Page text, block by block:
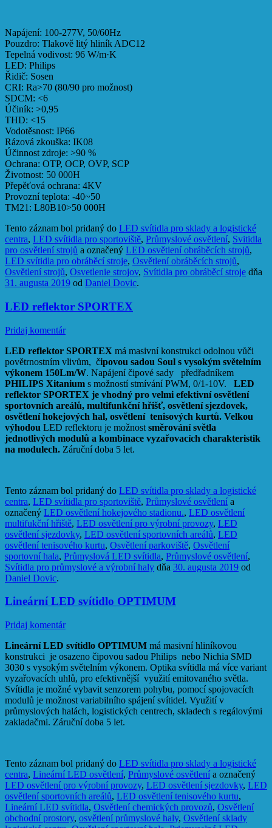
Napájení: 100-277V, 50/60Hz
Pouzdro: Tlakově litý hliník ADC12
Tepelná vodivost: 96 W/m·K
LED: Philips
Řidič: Sosen
CRI: Ra>70 (80/90 pro možnost)
SDCM: <6
Účiník: >0,95
THD: <15
Vodotěsnost: IP66
Rázová zkouška: IK08
Účinnost zdroje: >90 %
Ochrana: OTP, OCP, OVP, SCP
Životnost: 50 000H
Přepěťová ochrana: 4KV
Provozní teplota: -40~50
TM21: L80B10>50 000H
Tento záznam bol pridaný do LED svítidla pro sklady a logistické
centra, LED svítidla pro sportoviště, Průmyslové osvětlení, Svitidla
pro osvětlení strojů a označený LED osvětlení obráběcích strojů,
LED svítidla pro obráběcí stroje, Osvětlení obráběcích strojů,
Osvětlení strojů, Osvetlenie strojov, Svítidla pro obráběcí stroje dňa
31. augusta 2019 od Daniel Dovic.
LED reflektor SPORTEX
Pridaj komentár
LED reflektor SPORTEX má masivní konstrukci odolnou vůči
povětrnostním vlivům, čipovou sadou Soul s vysokým světelním
výkonem 150Lm/W. Napájení čipové sady předřadníkem
PHILIPS Xitanium s možností stmívání PWM, 0/1-10V.
LED
reflektor SPORTEX je vhodný pro velmi efektivní osvětlení
sportovních areálů, multifunkční hřišť, osvětlení sjezdovek,
osvětlení hokejových hal, osvětlení tenisových kurtů. Velkou
výhodou LED reflektoru je možnost směrování světla
jednotlivých modulů a kombinace vyzařovacích charakteristik
na modulech. Záruční doba 5 let.
Tento záznam bol pridaný do LED svítidla pro sklady a logistické
centra, LED svítidla pro sportoviště, Průmyslové osvětlení a
označený LED osvětlení hokejového stadionu., LED osvětlení
multifukční hřiště, LED osvětlení pro výrobní provozy, LED
osvětlení sjezdovky, LED osvětlení sportovních areálů, LED
osvětlení tenisového kurtu, Osvětlení parkoviště, Osvětlení
sportovní hala, Průmyslová LED svítidla, Průmyslové osvětlení,
Svítidla pro průmyslové a výrobní haly dňa 30. augusta 2019 od
Daniel Dovic.
Lineární LED svítidlo OPTIMUM
Pridaj komentár
Lineární LED svítidlo OPTIMUM má masivní hliníkovou
konstrukci je osazeno čipovou sadou Philips nebo Nichia SMD
3030 s vysokým světelním výkonem. Optika svítidla má více variant
vyzařovacích uhlů, pro efektivnější využití emitovaného světla.
Svítidla je možné vybavit senzorem pohybu, pomocí spojovacích
modulů je možnost variabilního spájení svítidel. Využití v
průmyslových halách, logistických centrech, skladech s regálovými
zakladačmi. Záruční doba 5 let.
Tento záznam bol pridaný do LED svítidla pro sklady a logistické
centra, Lineární LED osvětlení, Průmyslové osvětlení a označený
LED osvětlení pro výrobní provozy, LED osvětlení sjezdovky, LED
osvětlení sportovních areálů, LED osvětlení tenisového kurtu,
Lineární LED svítidla, Osvětlení chemických provozů, Osvětlení
obchodní prostory, osvětlení průmyslové haly, Osvětlení sklady